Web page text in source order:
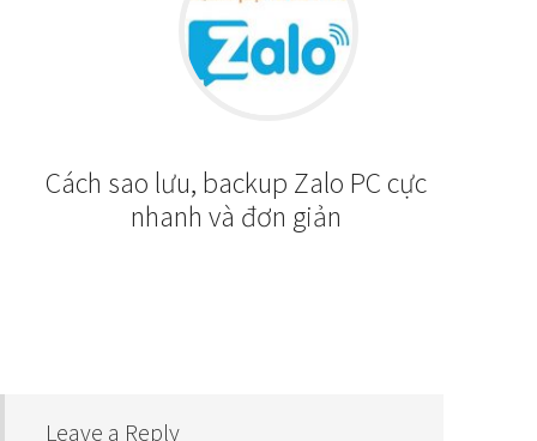
Cách sao lưu, backup Zalo PC cực
nhanh và đơn giản
Leave a Reply